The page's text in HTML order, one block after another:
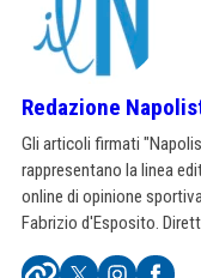
Redazione
Gli articoli firmati
rappresentano la linea
online di opinione
Fabrizio d'Esposito.